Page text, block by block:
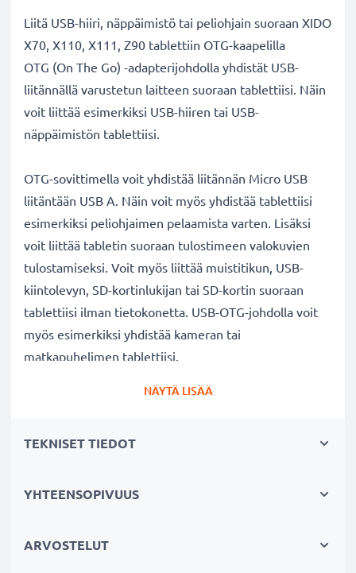
Liitä USB-hiiri, näppäimistö tai peliohjain suoraan XIDO
X70, X110, X111, Z90 tablettiin OTG-kaapelilla
OTG (On The Go) -adapterijohdolla yhdistät USB-
liitännällä varustetun laitteen suoraan tablettiisi. Näin
voit liittää esimerkiksi USB-hiiren tai USB-
näppäimistön tablettiisi.
OTG-sovittimella voit yhdistää liitännän Micro USB
liitäntään USB A. Näin voit myös yhdistää tablettiisi
esimerkiksi peliohjaimen pelaamista varten. Lisäksi
voit liittää tabletin suoraan tulostimeen valokuvien
tulostamiseksi. Voit myös liittää muistitikun, USB-
kiintolevyn, SD-kortinlukijan tai SD-kortin suoraan
tablettiisi ilman tietokonetta. USB-OTG-johdolla voit
myös esimerkiksi yhdistää kameran tai
matkapuhelimen tablettiisi.
Liitä USB-näppäimistö tai USB-hiiri tablettiisi. Lisäksi
laitetta, voit silti avata näytön lukituksen ja tallentaa
NÄYTÄ LISÄÄ
TEKNISET TIEDOT
YHTEENSOPIVUUS
ARVOSTELUT